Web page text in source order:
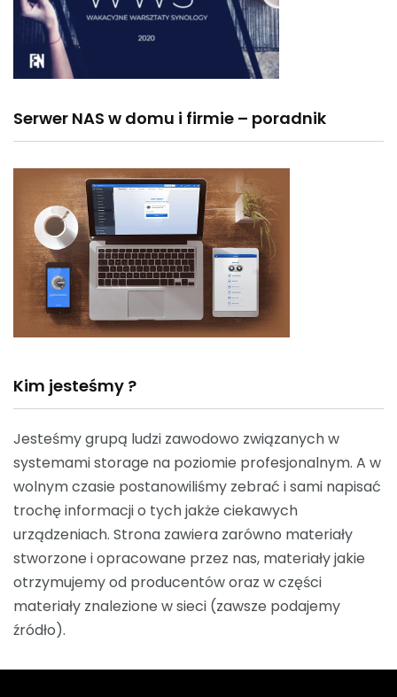
Serwer NAS w domu i firmie – poradnik
Kim jesteśmy ?
Jesteśmy grupą ludzi zawodowo związanych w
systemami storage na poziomie profesjonalnym. A w
wolnym czasie postanowiliśmy zebrać i sami napisać
trochę informacji o tych jakże ciekawych
urządzeniach. Strona zawiera zarówno materiały
stworzone i opracowane przez nas, materiały jakie
otrzymujemy od producentów oraz w części
materiały znalezione w sieci (zawsze podajemy
źródło).